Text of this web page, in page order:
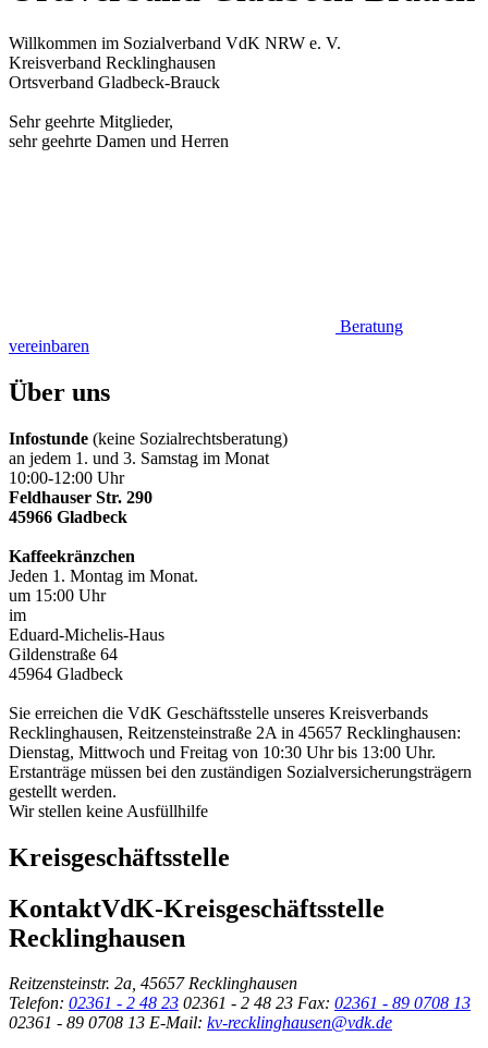
Willkommen im Sozialverband VdK NRW e. V.
Kreisverband Recklinghausen
Ortsverband Gladbeck-Brauck
Sehr geehrte Mitglieder,
sehr geehrte Damen und Herren
Beratung
vereinbaren
Über uns
Infostunde (keine Sozialrechtsberatung)
an jedem 1. und 3. Samstag im Monat
10:00-12:00 Uhr
Feldhauser Str. 290
45966 Gladbeck
Kaffeekränzchen
Jeden 1. Montag im Monat.
um 15:00 Uhr
im
Eduard-Michelis-Haus
Gildenstraße 64
45964 Gladbeck
Sie erreichen die VdK Geschäftsstelle unseres Kreisverbands
Recklinghausen, Reitzensteinstraße 2A in 45657 Recklinghausen:
Dienstag, Mittwoch und Freitag von 10:30 Uhr bis 13:00 Uhr.
Erstanträge müssen bei den zuständigen Sozialversicherungsträgern
gestellt werden.
Wir stellen keine Ausfüllhilfe
Kreisgeschäftsstelle
KontaktVdK-Kreisgeschäftsstelle
Recklinghausen
Reitzensteinstr. 2a, 45657 Recklinghausen
Telefon: 02361 - 2 48 23 02361 - 2 48 23 Fax: 02361 - 89 0708 13
02361 - 89 0708 13 E-Mail: kv-recklinghausen@vdk.de